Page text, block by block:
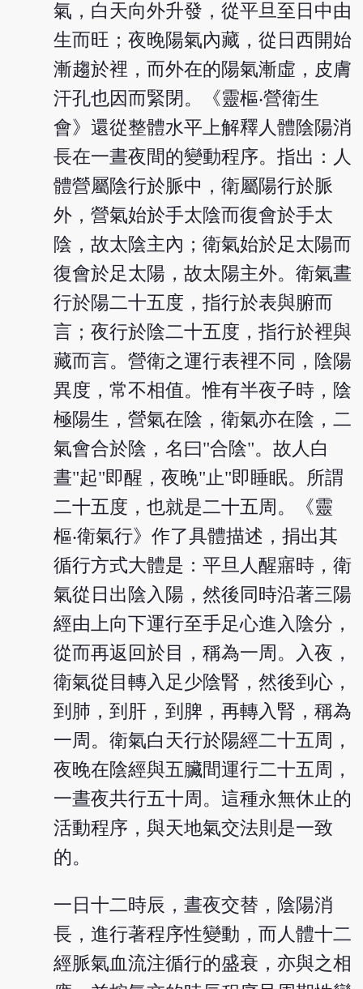
氣，白天向外升發，從平旦至日中由
生而旺；夜晚陽氣內藏，從日西開始
漸趨於裡，而外在的陽氣漸虛，皮膚
汗孔也因而緊閉。《靈樞‧營衛生
會》還從整體水平上解釋人體陰陽消
長在一晝夜間的變動程序。指出：人
體營屬陰行於脈中，衛屬陽行於脈
外，營氣始於手太陰而復會於手太
陰，故太陰主內；衛氣始於足太陽而
復會於足太陽，故太陽主外。衛氣晝
行於陽二十五度，指行於表與腑而
言；夜行於陰二十五度，指行於裡與
藏而言。營衛之運行表裡不同，陰陽
異度，常不相值。惟有半夜子時，陰
極陽生，營氣在陰，衛氣亦在陰，二
氣會合於陰，名曰"合陰"。故人白
晝"起"即醒，夜晚"止"即睡眠。所謂
二十五度，也就是二十五周。《靈
樞‧衛氣行》作了具體描述，捐出其
循行方式大體是：平旦人醒寤時，衛
氣從日出陰入陽，然後同時沿著三陽
經由上向下運行至手足心進入陰分，
從而再返回於目，稱為一周。入夜，
衛氣從目轉入足少陰腎，然後到心，
到肺，到肝，到脾，再轉入腎，稱為
一周。衛氣白天行於陽經二十五周，
夜晚在陰經與五臟間運行二十五周，
一晝夜共行五十周。這種永無休止的
活動程序，與天地氣交法則是一致
的。
一日十二時辰，晝夜交替，陰陽消
長，進行著程序性變動，而人體十二
經脈氣血流注循行的盛衰，亦與之相